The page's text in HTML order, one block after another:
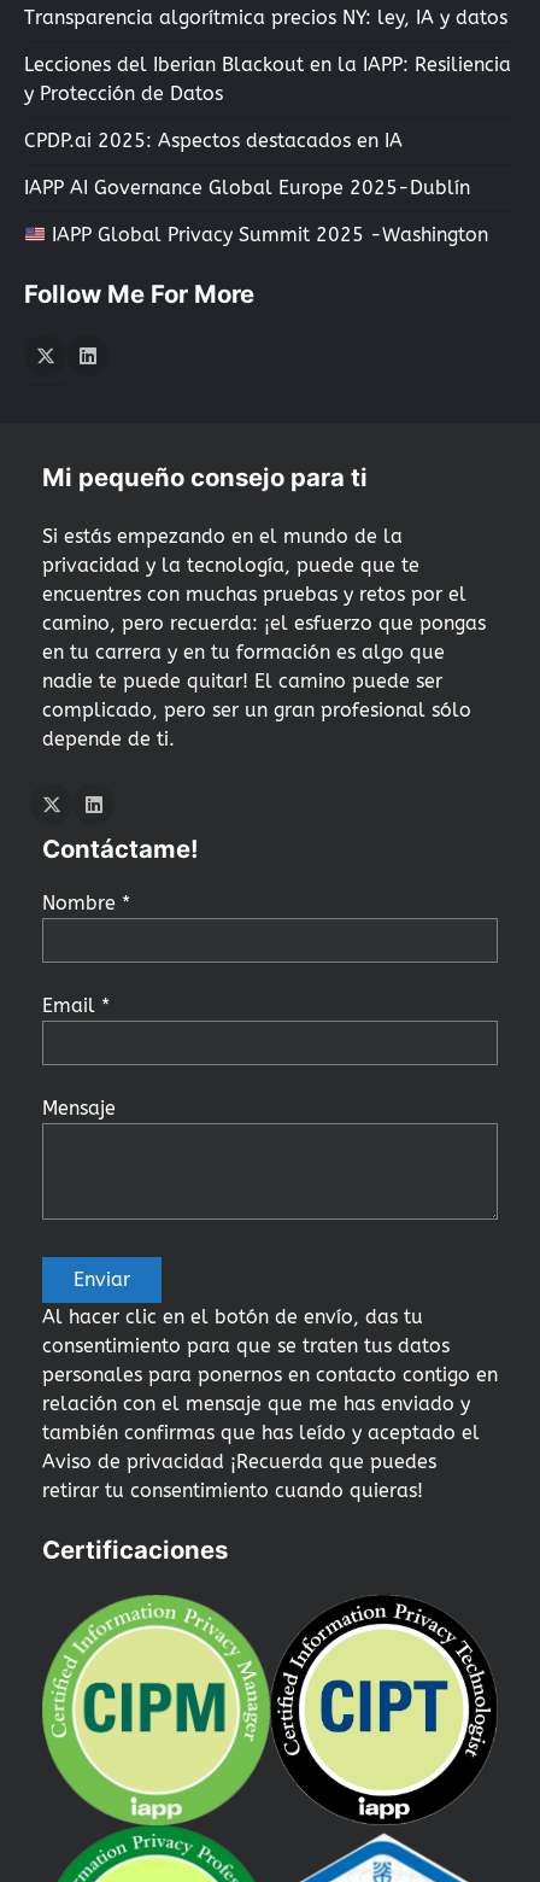
Transparencia algorítmica precios NY: ley, IA y datos
Lecciones del Iberian Blackout en la IAPP: Resiliencia
y Protección de Datos
CPDP.ai 2025: Aspectos destacados en IA
IAPP AI Governance Global Europe 2025-Dublín
IAPP Global Privacy Summit 2025 -Washington
Follow Me For More
TwitterLInkedIn
Mi pequeño consejo para ti
Si estás empezando en el mundo de la
privacidad y la tecnología, puede que te
encuentres con muchas pruebas y retos por el
camino, pero recuerda: ¡el esfuerzo que pongas
en tu carrera y en tu formación es algo que
nadie te puede quitar! El camino puede ser
complicado, pero ser un gran profesional sólo
depende de ti.
TwitterLInkedIn
Contáctame!
Nombre *
Email *
Mensaje
Al hacer clic en el botón de envío, das tu
consentimiento para que se traten tus datos
personales para ponernos en contacto contigo en
relación con el mensaje que me has enviado y
también confirmas que has leído y aceptado el
Aviso de privacidad ¡Recuerda que puedes
retirar tu consentimiento cuando quieras!
Certificaciones